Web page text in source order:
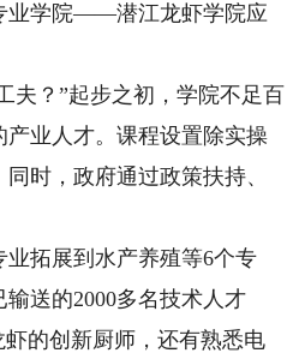
业学院——潜江龙虾学院应
？”起步之初，学院不足百
业人才。课程设置除实操
时，政府通过政策扶持、
拓展到水产养殖等6个专
送的2000多名技术人才
的创新厨师，还有熟悉电